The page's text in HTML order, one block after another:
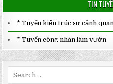
TIN
* Tuyển kiến trúc sư cảnh quan
* Tuyển công nhân làm vườn